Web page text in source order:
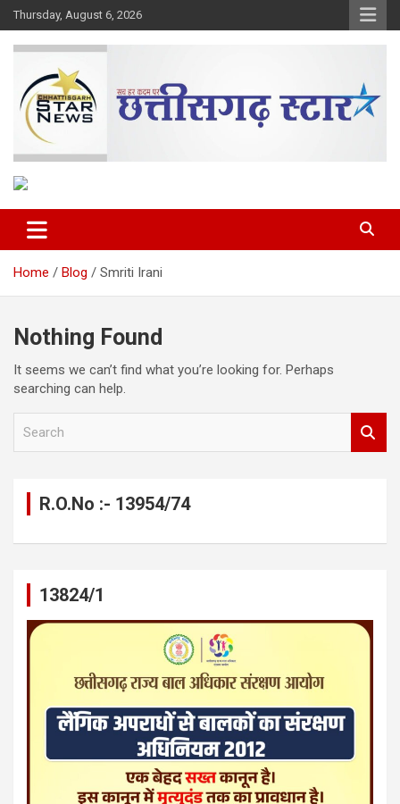
Skip
to
content
Thursday, August 6, 2026
Chhattisgarh Star
Home Blog Smriti Irani
Nothing Found
It seems we can’t find what you’re looking for. Perhaps
searching can help.
R.O.No :- 13954/74
13824/1